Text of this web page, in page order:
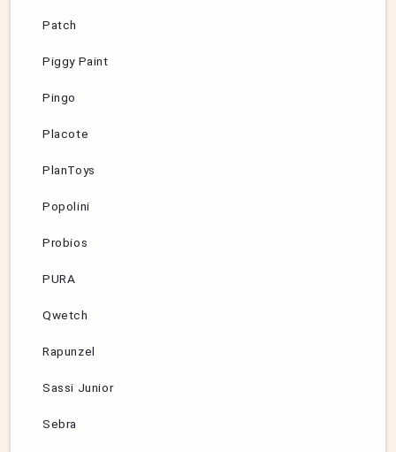
Patch
Piggy Paint
Pingo
Placote
PlanToys
Popolini
Probios
PURA
Qwetch
Rapunzel
Sassi Junior
Sebra